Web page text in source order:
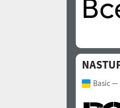
Basic—